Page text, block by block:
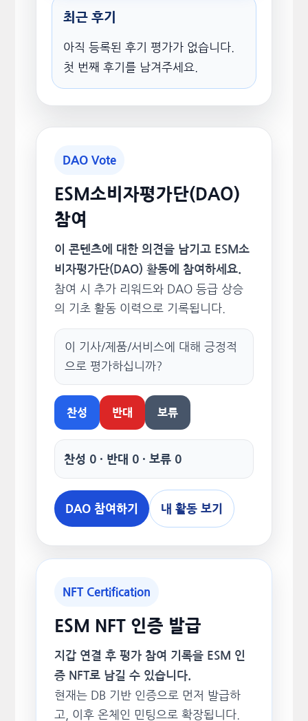
최근 후기
아직 등록된 후기 평가가 없습니다.
첫 번째 후기를 남겨주세요.
DAO Vote
ESM소비자평가단(DAO)
참여
이 콘텐츠에 대한 의견을 남기고 ESM소
비자평가단(DAO) 활동에 참여하세요.
참여 시 추가 리워드와 DAO 등급 상승
의 기초 활동 이력으로 기록됩니다.
이 기사/제품/서비스에 대해 긍정적
으로 평가하십니까?
찬성 반대 보류
찬성 0 · 반대 0 · 보류 0
DAO 참여하기 내 활동 보기
NFT Certification
ESM NFT 인증 발급
지갑 연결 후 평가 참여 기록을 ESM 인
증 NFT로 남길 수 있습니다.
현재는 DB 기반 인증으로 먼저 발급하
고, 이후 온체인 민팅으로 확장됩니다.